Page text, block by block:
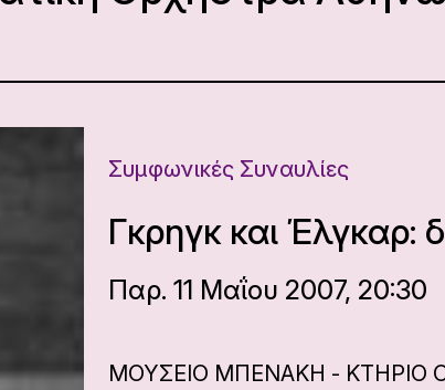
Συμφωνικές Συναυλίες
Γκρηγκ και Έλγκαρ:
Παρ. 11 Μαΐου 2007, 20:30
ΜΟΥΣΕΙΟ ΜΠΕΝΑΚΗ - ΚΤΗΡΙΟ